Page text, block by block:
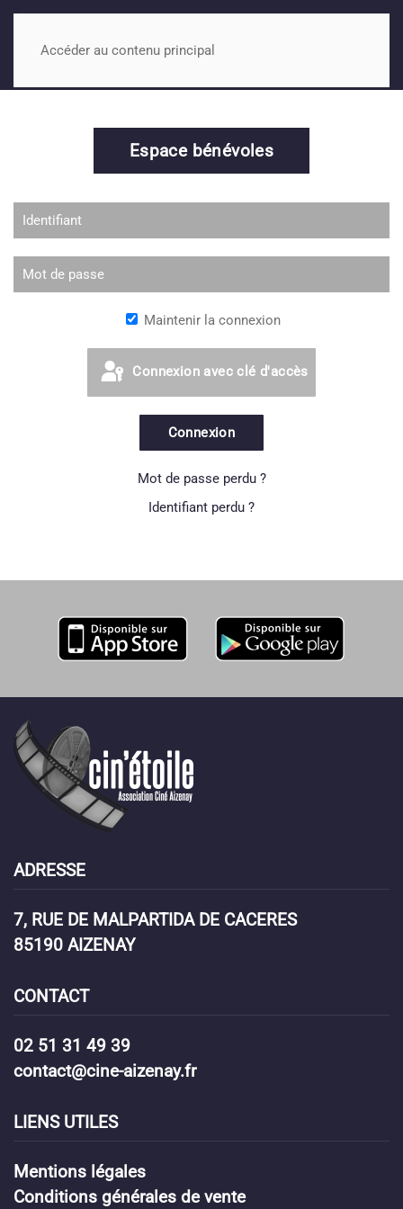
Accéder au contenu principal
Espace bénévoles
Maintenir la connexion
Connexion avec clé d'accès
Connexion
Mot de passe perdu ?
Identifiant perdu ?
ADRESSE
7, RUE DE MALPARTIDA DE CACERES
85190 AIZENAY
CONTACT
02 51 31 49 39
contact@cine-aizenay.fr
LIENS UTILES
Mentions légales
Conditions générales de vente